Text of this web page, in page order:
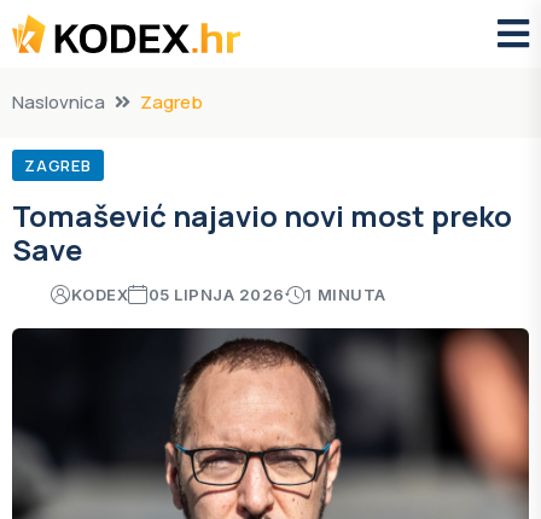
Naslovnica Zagreb
ZAGREB
Tomašević najavio novi most preko
Save
KODEX 05 LIPNJA 2026 1 MINUTA